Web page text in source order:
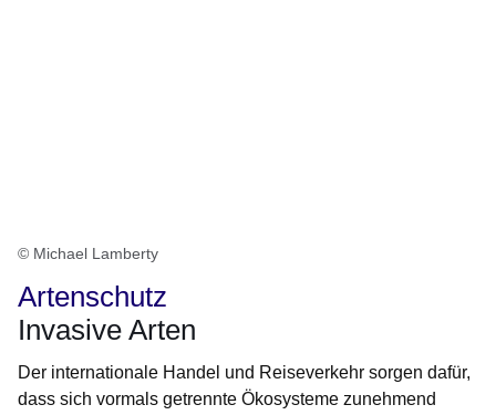
© Michael Lamberty
Artenschutz
Invasive Arten
Der internationale Handel und Reiseverkehr sorgen dafür,
dass sich vormals getrennte Ökosysteme zunehmend